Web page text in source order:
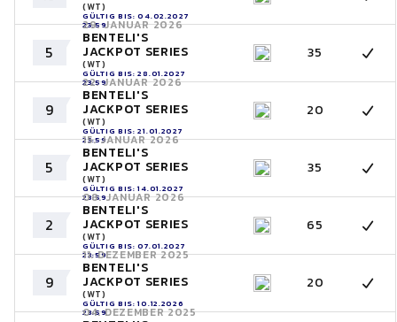
(WT)
GÜLTIG BIS: 04.02.2027
23:59
5
29. JANUAR 2026
BENTELI'S
JACKPOT SERIES
(WT)
GÜLTIG BIS: 28.01.2027
23:59
35
9
22. JANUAR 2026
BENTELI'S
JACKPOT SERIES
(WT)
GÜLTIG BIS: 21.01.2027
23:59
20
5
15. JANUAR 2026
BENTELI'S
JACKPOT SERIES
(WT)
GÜLTIG BIS: 14.01.2027
23:59
35
2
08. JANUAR 2026
BENTELI'S
JACKPOT SERIES
(WT)
GÜLTIG BIS: 07.01.2027
23:59
65
9
11. DEZEMBER 2025
BENTELI'S
JACKPOT SERIES
(WT)
GÜLTIG BIS: 10.12.2026
23:59
20
04. DEZEMBER 2025